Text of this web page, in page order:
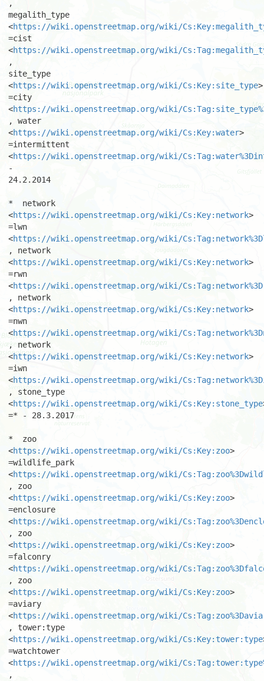
,
megalith_type
<https://wiki.openstreetmap.org/wiki/
=cist
<https://wiki.openstreetmap.org/wiki/
,
site_type
<https://wiki.openstreetmap.org/wiki/Cs:Key:site_type>
=city
<https://wiki.openstreetmap.org/wiki/
, water
<https://wiki.openstreetmap.org/wiki/Cs:Key:water>
=intermittent
<https://wiki.openstreetmap.org/wiki/
-
24.2.2014
*  network
<https://wiki.openstreetmap.org/wiki/Cs:Key:network>
=lwn
<https://wiki.openstreetmap.org/wiki/
, network
<https://wiki.openstreetmap.org/wiki/Cs:Key:network>
=rwn
<https://wiki.openstreetmap.org/wiki/
, network
<https://wiki.openstreetmap.org/wiki/Cs:Key:network>
=nwn
<https://wiki.openstreetmap.org/wiki/
, network
<https://wiki.openstreetmap.org/wiki/Cs:Key:network>
=iwn
<https://wiki.openstreetmap.org/wiki/
, stone_type
<https://wiki.openstreetmap.org/wiki/Cs:Key:stone_type
=* - 28.3.2017
*  zoo
<https://wiki.openstreetmap.org/wiki/Cs:Key:zoo>
=wildlife_park
<https://wiki.openstreetmap.org/wiki/
, zoo
<https://wiki.openstreetmap.org/wiki/Cs:Key:zoo>
=enclosure
<https://wiki.openstreetmap.org/wiki/
, zoo
<https://wiki.openstreetmap.org/wiki/Cs:Key:zoo>
=falconry
<https://wiki.openstreetmap.org/wiki/
, zoo
<https://wiki.openstreetmap.org/wiki/Cs:Key:zoo>
=aviary
<https://wiki.openstreetmap.org/wiki/
, tower:type
<https://wiki.openstreetmap.org/wiki/Cs:Key:tower:type
=watchtower
<https://wiki.openstreetmap.org/wiki/
,